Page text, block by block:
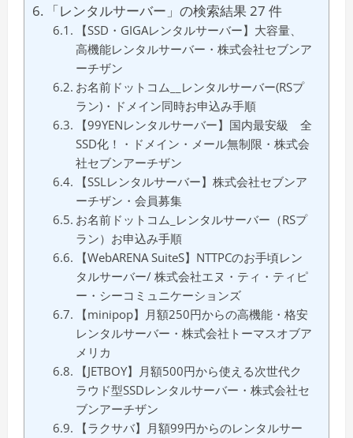
「レンタルサーバー」の検索結果 27 件
【SSD・GIGAレンタルサーバー】大容量、
高機能レンタルサーバー・株式会社セブンア
ーチザン
お名前ドットコム__レンタルサーバー(RSプ
ラン)・ドメイン同時お申込み手順
【99YENレンタルサーバー】国内最安級 全
SSD化！・ドメイン・メール無制限・株式会
社セブンアーチザン
【SSLレンタルサーバー】株式会社セブンア
ーチザン・会員募集
お名前ドットコム_レンタルサーバー（RSプ
ラン）お申込み手順
【WebARENA SuiteS】NTTPCのお手頃レン
タルサーバー/ 株式会社エヌ・ティ・ティピ
ー・シーコミュニケーションズ
【minipop】月額250円からの高機能・格安
レンタルサーバー・株式会社トーマスオブア
メリカ
【JETBOY】月額500円から使える次世代ク
ラウド型SSDレンタルサーバー・株式会社セ
ブンアーチザン
【ラクサバ】月額99円からのレンタルサー